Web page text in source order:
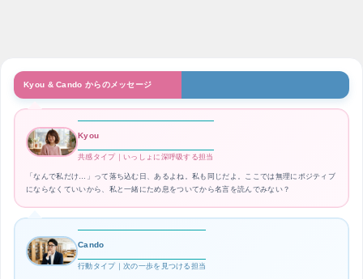
Kyou & Cando からのメッセージ
Kyou
共感タイプ｜いっしょに深呼吸する担当
「なんで私だけ…」って落ち込む日、あるよね。私も同じだよ。ここでは無理にポジティブ
にならなくていいから、私と一緒にため息をついてから名言を読んでみない？
Cando
行動タイプ｜次の一歩を見つける担当